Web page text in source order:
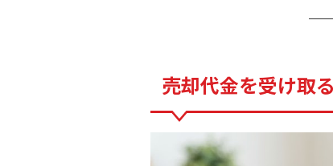
売却代金を受け取